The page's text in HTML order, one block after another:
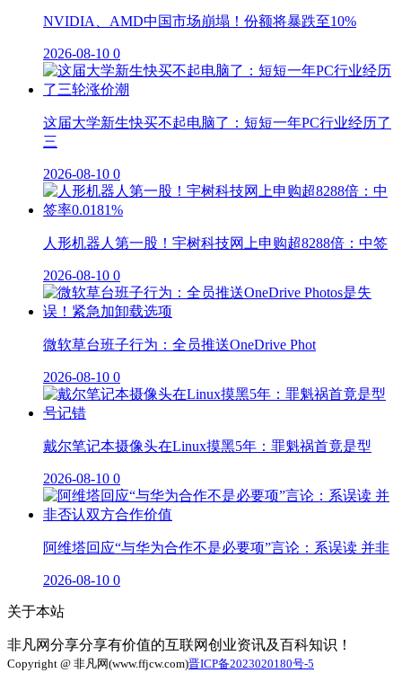
NVIDIA、AMD中国市场崩塌！份额将暴跌至10%
2026-08-10 0
这届大学新生快买不起电脑了：短短一年PC行业经历了
三
2026-08-10 0
人形机器人第一股！宇树科技网上申购超8288倍：中签
2026-08-10 0
微软草台班子行为：全员推送OneDrive Phot
2026-08-10 0
戴尔笔记本摄像头在Linux摸黑5年：罪魁祸首竟是型
2026-08-10 0
阿维塔回应“与华为合作不是必要项”言论：系误读 并非
2026-08-10 0
关于本站
非凡网分享分享有价值的互联网创业资讯及百科知识！
Copyright @ 非凡网(www.ffjcw.com)晋ICP备2023020180号-5